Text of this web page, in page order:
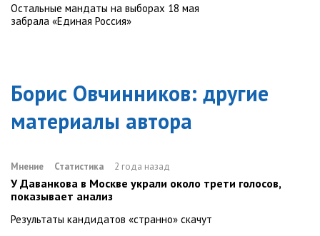
Остальные мандаты на выборах 18 мая
забрала «Единая Россия»
Борис Овчинников: другие
материалы автора
Мнение Статистика 2 года назад
У Даванкова в Москве украли около трети голосов,
показывает анализ
Результаты кандидатов «странно» скачут